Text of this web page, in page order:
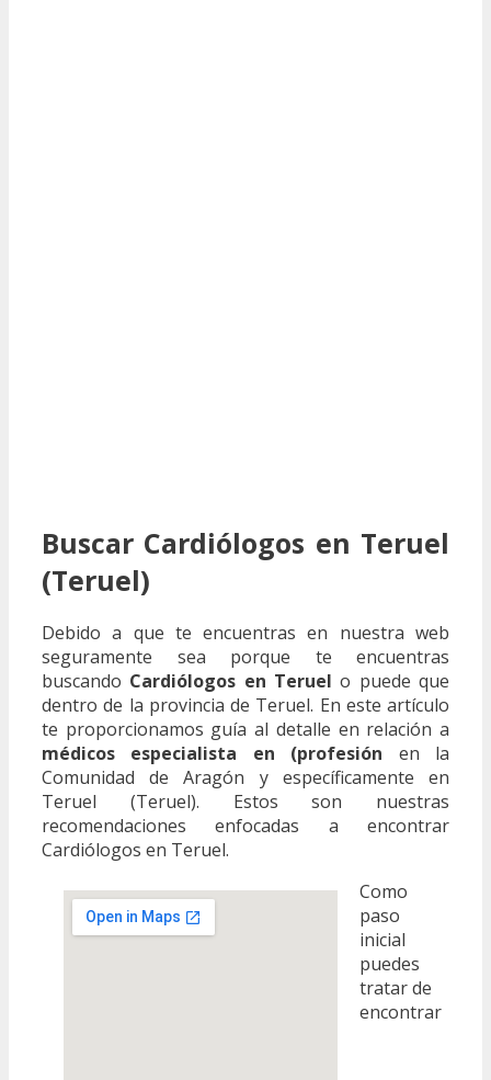
Buscar Cardiólogos en Teruel
(Teruel)
Debido a que te encuentras en nuestra web
seguramente sea porque te encuentras
buscando Cardiólogos en Teruel o puede que
dentro de la provincia de Teruel. En este artículo
te proporcionamos guía al detalle en relación a
médicos especialista en (profesión en la
Comunidad de Aragón y específicamente en
Teruel (Teruel). Estos son nuestras
recomendaciones enfocadas a encontrar
Cardiólogos en Teruel.
Como
paso
inicial
puedes
tratar de
encontrar